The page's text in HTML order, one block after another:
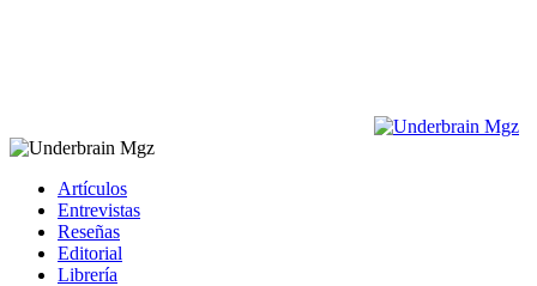
Artículos
Entrevistas
Reseñas
Editorial
Librería